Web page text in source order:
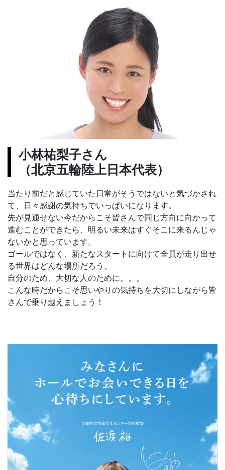
小林祐梨子さん
（北京五輪陸上日本代表）
当たり前だと感じていた日常がそうではないと気づかされ
て、日々感謝の気持ちでいっぱいになります。
先が見通せない今だからこそ皆さんで同じ方向に向かって
進むことができたら、明るい未来はすぐそこに来るんじゃ
ないかと思っています。
ゴールではなく、新たなスタートに向けて全員が走り出せ
る世界はどんな場所だろう。
自分のため、大切な人のために。。。
こんな時だからこそ思いやりの気持ちを大切にしながら皆
さんで乗り越えましょう！